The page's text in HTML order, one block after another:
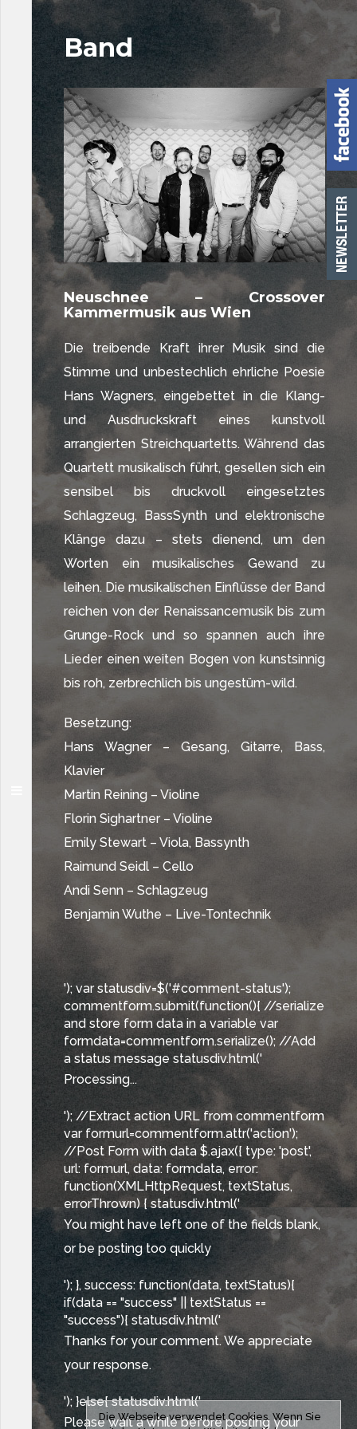
Band
Neuschnee – Crossover
Kammermusik aus Wien
Die treibende Kraft ihrer Musik sind die
Stimme und unbestechlich ehrliche Poesie
Hans Wagners, eingebettet in die Klang-
und Ausdruckskraft eines kunstvoll
arrangierten Streichquartetts. Während das
Quartett musikalisch führt, gesellen sich ein
sensibel bis druckvoll eingesetztes
Schlagzeug, BassSynth und elektronische
Klänge dazu – stets dienend, um den
Worten ein musikalisches Gewand zu
leihen. Die musikalischen Einflüsse der Band
reichen von der Renaissancemusik bis zum
Grunge-Rock und so spannen auch ihre
Lieder einen weiten Bogen von kunstsinnig
bis roh, zerbrechlich bis ungestüm-wild.
Besetzung:
Hans Wagner – Gesang, Gitarre, Bass,
Klavier
Martin Reining – Violine
Florin Sighartner – Violine
Emily Stewart – Viola, Bassynth
Raimund Seidl – Cello
Andi Senn – Schlagzeug
Benjamin Wuthe – Live-Tontechnik
'); var statusdiv=$('#comment-status');
commentform.submit(function(){ //serialize
and store form data in a variable var
formdata=commentform.serialize(); //Add
a status message statusdiv.html('
Processing...
'); //Extract action URL from commentform
var formurl=commentform.attr('action');
//Post Form with data $.ajax({ type: 'post',
url: formurl, data: formdata, error:
function(XMLHttpRequest, textStatus,
errorThrown) { statusdiv.html('
You might have left one of the fields blank,
or be posting too quickly
'); }, success: function(data, textStatus){
if(data == "success" || textStatus ==
"success"){ statusdiv.html('
Thanks for your comment. We appreciate
your response.
'); }else{ statusdiv.html('
Please wait a while before posting your
Die Webseite verwendet Cookies. Wenn Sie